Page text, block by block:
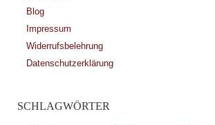
Blog
Impressum
Widerrufsbelehrung
Datenschutzerklärung
SCHLAGWÖRTER